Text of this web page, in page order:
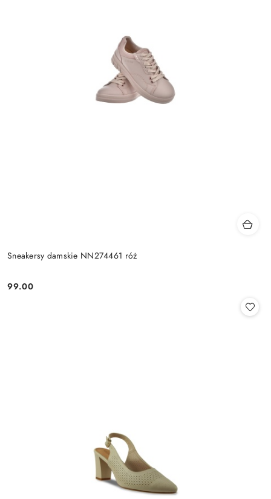
Sneakersy damskie NN274461 róż
Cena:
99.00